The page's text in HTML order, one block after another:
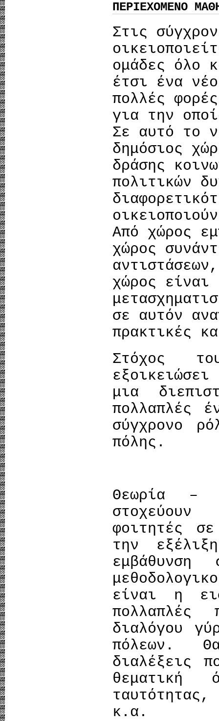
ΠΕΡΙΕΧΟΜΕΝΟ
Στις
ομάδες όλο
έτσι ένα
πολλές
για την
Σε αυτό το
δημόσιος
δράσης
πολιτικών
Από χώρος
χώρος
χώρος είναι
σε αυτόν
πρακτικές
Στόχος
μια
πολλαπλές
σύγχρονο
πόλης.
Θεωρία –
φοιτητές
την
είναι η
πολλαπλές
διαλόγου
πόλεων.
διαλέξεις
θεματική
ταυτότητας,
κ.α.